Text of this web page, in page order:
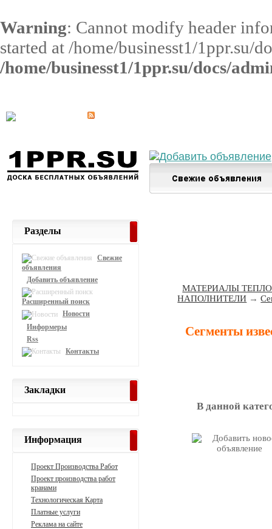
Warning: Cannot modify header
started at /home/businesst1/1ppr.su/
/home/businesst1/1ppr.su/docs/
МАТЕРИАЛЫ
НАПОЛНИТЕЛИ →
Сегменты
В данной
Разделы
Свежие
объявления
Добавить объявление
Расширенный поиск
Новости
Информеры
Rss
Контакты
Закладки
Информация
Проект Производства Работ
Проект производства работ
кранами
Технологическая Карта
Платные услуги
Реклама на сайте